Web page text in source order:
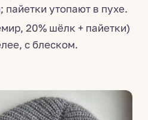
утопают в пухе.
20% шёлк + пайетки)
с блеском.